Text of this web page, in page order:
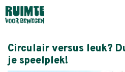
Overslaan
en
inhoud
gaan
Circulair versus leuk?
je speelplek!